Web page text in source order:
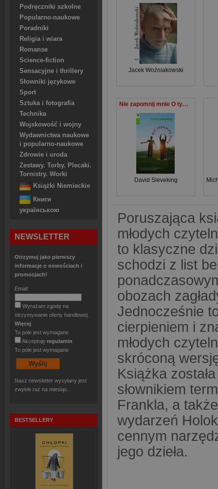
Podręczniki szkolne
Popularno-naukowe
Poradniki
Religia i wiara
Romanse
Science-fiction
Sensacyjne i thrillery
Słowniki językowe
Sport
Sztuka i fotografia
Technika
Wojskowość i wojny
Wydawnictwa naukowe
i popularno-naukowe
Zdrowie i uroda
Zestawy. Torby. Plecaki.
Tornistry. Worki
Książki Niemieckie
Книги
українською
NEWSLETTER
Otrzymuj jako pierwszy
informacje o nowościach i
promocjach!
Email:
Wyrażam zgodę na
otrzymywanie oferty handlowej.
Więcej
To pole jest wymagane
Akceptuję regulamin
To pole jest wymagane
Nasz newsletter wysyłany jest
zwykle raz na miesiąc.
BESTSELLERY
Jacek Woźniakowski
Nie zapomnij mnie O tym, jak moja mama straciła pamięć, a ja na nowo odkryłem swoich rodziców
David Sieveking
Poruszająca
młodych
to klasyczne
schodzi z list
obozach
Jednocześnie
cierpieniem i
młodych
skróconą
Książka
słownikiem
Frankla, a
wydarzeń
cennym
jego dzieła.